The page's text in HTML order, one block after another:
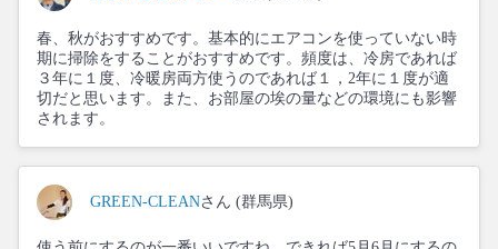
春、秋がおすすめです。基本的にエアコンを使っていない時
期に掃除をすることがおすすめです。頻度は、冷房であれば
３年に１度、冷暖房両方使うのであれば１，2年に１度が適
切だと思います。また、お部屋の埃の量などの環境にも影響
されます。
GREEN-CLEANさん (群馬県)